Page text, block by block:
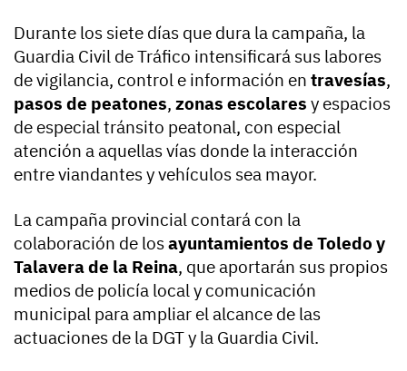
Durante los siete días que dura la campaña, la
Guardia Civil de Tráfico intensificará sus labores
de vigilancia, control e información en travesías,
pasos de peatones, zonas escolares y espacios
de especial tránsito peatonal, con especial
atención a aquellas vías donde la interacción
entre viandantes y vehículos sea mayor.
La campaña provincial contará con la
colaboración de losayuntamientos de Toledo y
Talavera de la Reina, que aportarán sus propios
medios de policía local y comunicación
municipal para ampliar el alcance de las
actuaciones de la DGT y la Guardia Civil.